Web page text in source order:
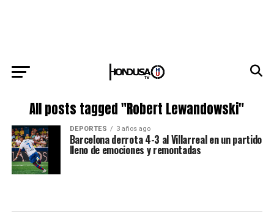
All posts tagged "Robert Lewandowski"
DEPORTES 3 años ago
Barcelona derrota 4-3 al Villarreal en un partido
lleno de emociones y remontadas